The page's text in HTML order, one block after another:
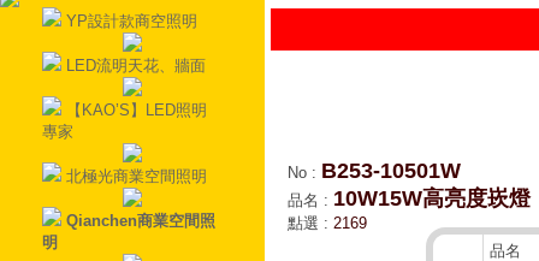
YP設計款商空照明
LED流明天花、牆面
【KAO’S】LED照明
專家
北極光商業空間照明
Qianchen商業空間照
明
No : B253-10501W
品名 : 10W15W高亮度崁燈
點選 : 2169
品名